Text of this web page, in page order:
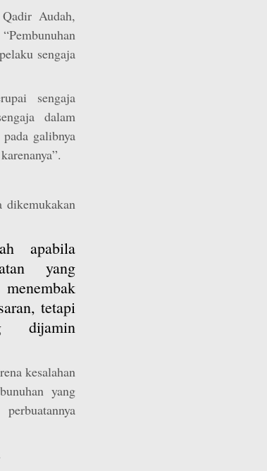
Audah,
sengaja
sengaja
dalam
galibnya
dikemukakan
apabila
yang
tetapi
dijamin
kesalahan
yang